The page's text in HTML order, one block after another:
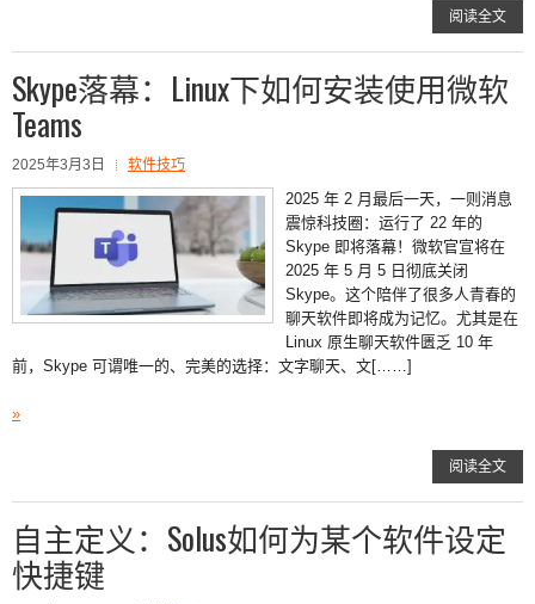
阅读全文
Skype落幕：Linux下如何安装使用微软
Teams
2025年3月3日 软件技巧
2025 年 2 月最后一天，一则消息
震惊科技圈：运行了 22 年的
Skype 即将落幕！微软官宣将在
2025 年 5 月 5 日彻底关闭
Skype。这个陪伴了很多人青春的
聊天软件即将成为记忆。尤其是在
Linux 原生聊天软件匮乏 10 年
前，Skype 可谓唯一的、完美的选择：文字聊天、文[……]
»
阅读全文
自主定义：Solus如何为某个软件设定
快捷键